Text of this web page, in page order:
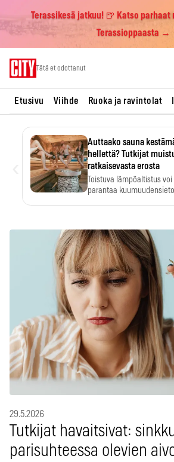
Terassikesä jatkuu! 🍺 Katso parhaat
Terassioppaasta →
Tätä et odottanut
Etusivu Viihde Ruoka ja ravintolat
Auttaako sauna
hellettä? Tutkijat
ratkaisevasta erosta
Toistuva lämpöaltistus voi
parantaa
29.5.2026
Tutkijat havaitsivat:
parisuhteessa olevien